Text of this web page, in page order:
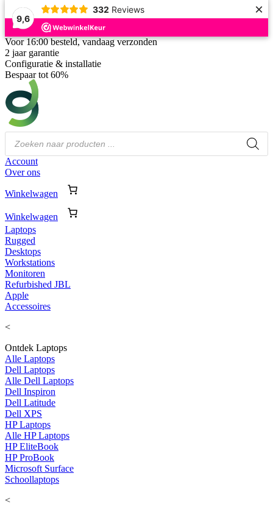
9,6
332 Reviews ×
Voor 16:00 besteld, vandaag verzonden
2 jaar garantie
Configuratie & installatie
Bespaar tot 60%
Producten
zoeken
Account
Over ons
Winkelwagen
Winkelwagen
Laptops
Rugged
Desktops
Workstations
Monitoren
Refurbished JBL
Apple
Accessoires
<
Ontdek Laptops
Alle Laptops
Dell Laptops
Alle Dell Laptops
Dell Inspiron
Dell Latitude
Dell XPS
HP Laptops
Alle HP Laptops
HP EliteBook
HP ProBook
Microsoft Surface
Schoollaptops
<